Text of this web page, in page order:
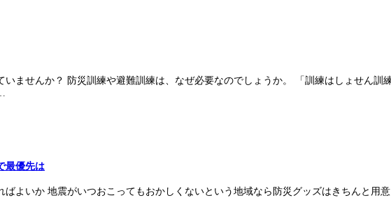
いませんか？ 防災訓練や避難訓練は、なぜ必要なのでしょうか。 「訓練はしょせん
最優先は
ばよいか 地震がいつおこってもおかしくないという地域なら防災グッズはきちんと